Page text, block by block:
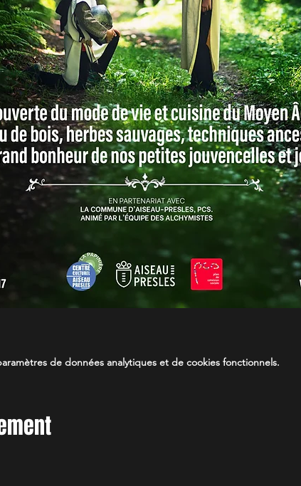
de données analytiques et de cookies fonctionnels.